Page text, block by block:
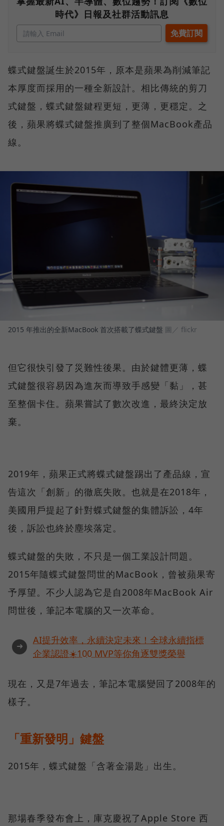
時代》日報及社群活動訊息
蝶式鍵盤誕生於2015年，原本是蘋果為削減筆記
本厚度而採用的一種全新設計。相比傳統的剪刀
式鍵盤，蝶式鍵盤鍵程更短，更薄，更穩定。之
後，蘋果將蝶式鍵盤推廣到了整個MacBook產品
線。
2015 年推出的全新MacBook 首次搭載了蝶式鍵盤 圖／ flickr
但它很快引發了災難性後果。由於鍵體更薄，蝶
式鍵盤很容易因為進灰而導致手感變「黏」，甚
至整個卡住。蘋果嘗試了數次改進，最終決定放
棄。
2019年，蘋果正式將蝶式鍵盤踢出了產品線，宣
告這次「創新」的徹底失敗。也就是在2018年，
美國用戶提起了針對蝶式鍵盤的集體訴訟，4年
後，訴訟也終於塵埃落定。
蝶式鍵盤的失敗，不只是一個工業設計問題。
2015年隨蝶式鍵盤問世的MacBook，曾被蘋果寄
予厚望。不少人認為它是自2008年MacBook Air
問世後，筆記本電腦的又一次革命。
➜
AI提升效率，永續決定未來！全球永續指標
企業認證☀️100 MVP等你角逐雙獎榮譽
現在，又是7年過去，筆記本電腦變回了2008年的
樣子。
「重新發明」鍵盤
2015年，蝶式鍵盤「含著金湯匙」出生。
那場春季發布會上，庫克慶祝了Apple Store 西